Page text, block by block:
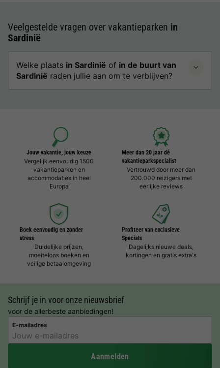
Veelgestelde vragen over vakantieparken in
Sardinië
Welke plaats in Sardinië of in de buurt van
Sardinië raden jullie aan om te verblijven?
Jouw vakantie, jouw keuze
Vergelijk eenvoudig 1500
vakantieparken en
accommodaties in heel
Europa
Meer dan 20 jaar dé
vakantieparkspecialist
Vertrouwd door meer dan
200.000 reizigers met
eerlijke reviews
Boek eenvoudig en zonder
stress
Duidelijke prijzen,
moeiteloos boeken en
veilige betaalomgeving
Profiteer van exclusieve
Specials
Dagelijks nieuwe deals,
kortingen en gratis extra's
Schrijf je in voor onze nieuwsbrief
voor de allerbeste aanbiedingen!
E-mailadres
Aanmelden